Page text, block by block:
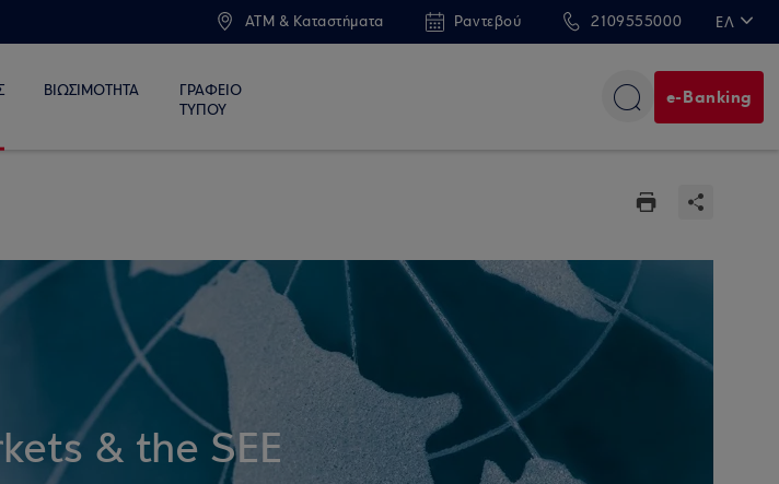
ATM & Καταστήματα Ραντεβού 2109555000 ΕΛ
ΒΙΩΣΙΜΟΤΗΤΑ
ΓΡΑΦΕΙΟ
ΤΥΠΟΥ
e-Banking
& the SEE